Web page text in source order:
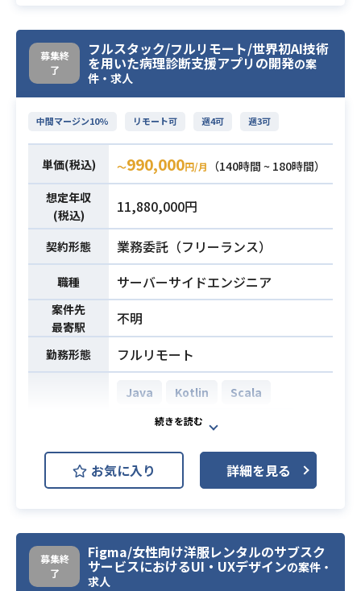
AppSheetやGASでは対応が難しい
ロジックを、AWS（Lambda / API G
ateway / RDS）を用いて構築
・生成AI（Gemini）の活用
成AIを組み込んだ業務効率化ツール
の開発
・データ基盤の構築・活用
BigQueryを用いたデータ連携およ
びレポーティング基盤の整備
▼最適なソリューションの選定・導
入
・既存ツールにとらわれず、課題解
決に最適な手段を選定。
必要に応じて、新たなローコード
／ノーコードツールの導入検討・推
進も行っていただきます。
必須スキル
・非エンジニアとのコミュニケーシ
事業部との折衝・ヒアリングを通
じて、業務課題の整理および要件定
義ができる方
・業務改善／DX推進の実務経験
主体的に推進した経験
・SQLを用いたデータベース操作・
設計経験（目安：5年以上）
業務内容
イト群を対象に、
AIを活用した新しい業務フローの設
計およびプロジェクト推進を担当い
ただきます
・AIを前提としたワークフロー設計
ロー化、テスト自動化）
・Web施策の企画、要件定義、およ
・プロジェクト推進と進行管理（タ
スク分解、リソース設計、関係者連
携）
・フロントエンド実装、およびコー
ドレビュー（Next.js、TypeScript、
Tailwind CSS等）
・AI時代のコミュニケーション開発
を設計するテクニカルディレクショ
ン
・エンジニアとしての実務経験3年以
・HTML、CSS、JavaScript、Type
Scriptを用いたフロントエンド開発
経験 2年以上
クを用いた開発経験 2年以上
・Webサイト、またはWebアプリケ
ーションの開発経験 2年以上
募集終
了
フルスタック/フルリモート/世界初AI技術
を用いた病理診断支援アプリの開発の案
件・求人
中間マージン10% リモート可 週4可 週3可
単価(税込) 〜990,000円/月
（140時間 ~ 180時間）
想定年収
(税込)
11,880,000円
契約形態 業務委託（フリーランス）
職種 サーバーサイドエンジニア
案件先
最寄駅
不明
勤務形態 フルリモート
Java Kotlin
Scala
AWS (Amazon Web Services)
Docker
GitHub GitLab
医療の中でも病理という分野に特化
ションの開発を行っている企業にて
フルスタックエンジニアを募集して
おります。
お気に入り 詳細を見る
募集終
了
Figma/女性向け洋服レンタルのサブスク
サービスにおけるUI・UXデザインの案件・
求人